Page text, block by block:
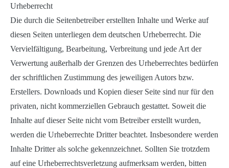
Urheberrecht
Die durch die Seitenbetreiber erstellten Inhalte und Werke auf
diesen Seiten unterliegen dem deutschen Urheberrecht. Die
Vervielfältigung, Bearbeitung, Verbreitung und jede Art der
Verwertung außerhalb der Grenzen des Urheberrechtes bedürfen
der schriftlichen Zustimmung des jeweiligen Autors bzw.
Erstellers. Downloads und Kopien dieser Seite sind nur für den
privaten, nicht kommerziellen Gebrauch gestattet. Soweit die
Inhalte auf dieser Seite nicht vom Betreiber erstellt wurden,
werden die Urheberrechte Dritter beachtet. Insbesondere werden
Inhalte Dritter als solche gekennzeichnet. Sollten Sie trotzdem
auf eine Urheberrechtsverletzung aufmerksam werden, bitten